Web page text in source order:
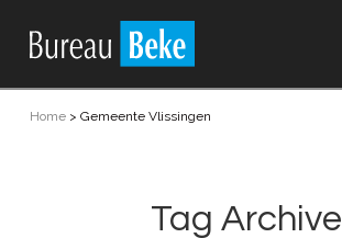
Home> Gemeente Vlissingen
Tag Archive